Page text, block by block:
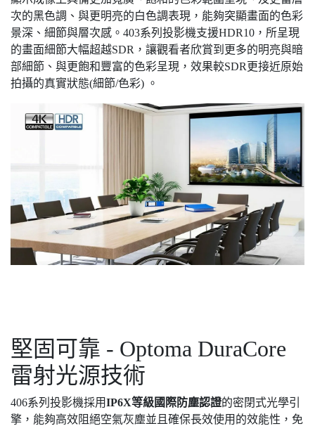
次的黑色調、與更明亮的白色調表現，能夠突顯畫面的色彩
景深、細節與層次感。403系列投影機支援HDR10，所呈現
的畫面細節大幅超越SDR，讓觀看者欣賞到更多的明亮與暗
部細節、與更飽和豐富的色彩呈現，效果較SDR更接近原始
拍攝的真實狀態(細節/色彩) 。
堅固可靠 - Optoma DuraCore
雷射光源技術
406系列投影機採用IP6X等級國際防塵認證的密閉式光學引
擎，能夠高效阻絕空氣灰塵並且確保長效使用的效能性，免